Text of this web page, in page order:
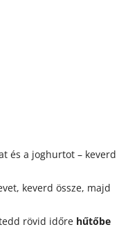
és a joghurtot – keverd
keverd össze, majd
rövid időre hűtőbe